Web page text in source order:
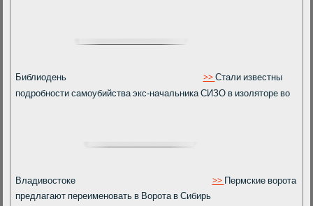
Библиодень >>Стали известны
подробности самоубийства экс-начальника СИЗО в изоляторе во
Владивостоке >>Пермские ворота
предлагают переименовать в Ворота в Сибирь